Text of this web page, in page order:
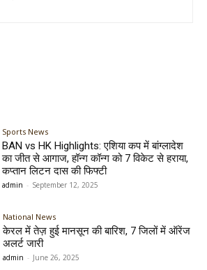
Sports News
BAN vs HK Highlights: एशिया कप में बांग्लादेश
का जीत से आगाज, हॉन्ग कॉन्ग को 7 विकेट से हराया,
कप्तान लिटन दास की फिफ्टी
admin - September 12, 2025
National News
केरल में तेज़ हुई मानसून की बारिश, 7 जिलों में ऑरेंज
अलर्ट जारी
admin - June 26, 2025